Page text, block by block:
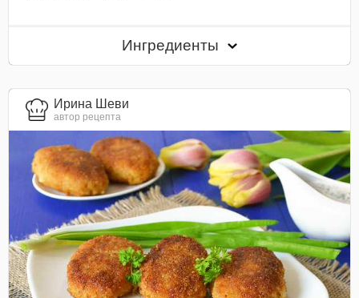
Ингредиенты
Ирина Шеви
автор рецепта